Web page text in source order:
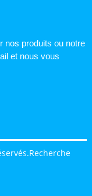
nos produits ou notre
et nous vous
Recherche